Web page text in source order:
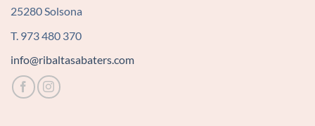
25280 Solsona
T. 973 480 370
info@ribaltasabaters.com